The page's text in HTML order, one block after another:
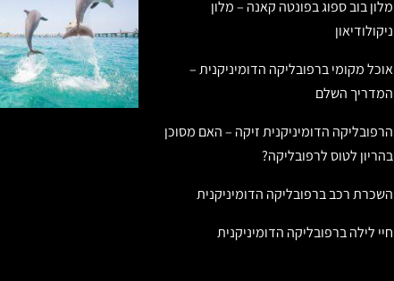
מלון בוב ספוג בפונטה קאנה – מלון
ניקולודיאון
אוכל מקומי ברפובליקה הדומיניקנית –
המדריך השלם
הרפובליקה הדומיניקנית זיקה – האם מסוכן
בהריון לטוס לרפובליקה?
השכרת רכב ברפובליקה הדומיניקנית
חיי לילה ברפובליקה הדומיניקנית